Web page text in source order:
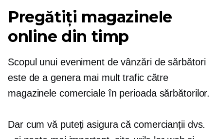
Pregătiți magazinele
online din timp
Scopul unui eveniment de vânzări de sărbători
este de a genera mai mult trafic către
magazinele comerciale în perioada sărbătorilor.
Dar cum vă puteți asigura că comercianții dvs.